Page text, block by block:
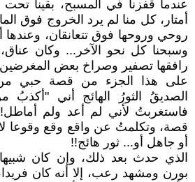
عندما قفزنا في المسبح، بقينا تحت
أمتار، كل منا لم يرد الخروج فوق
روحي وروحها فوق تتعانقان،
وسبحنا كل نحو الآخر... وكان
رافقها تصفير وصراخ بعض
على هذا الجزء من قصة حبي
الصديقُ الثورُ الهائج أني
فاستغربتُ لأني لم أعد ولم
قصة، وتكلمتُ عن واقع وقع وقوعا
أو جاهل أو... ثور هائج!!
الذي حدث بعد ذلك، وإن كان
بورن ومشهد رعب، إلا أنه كان